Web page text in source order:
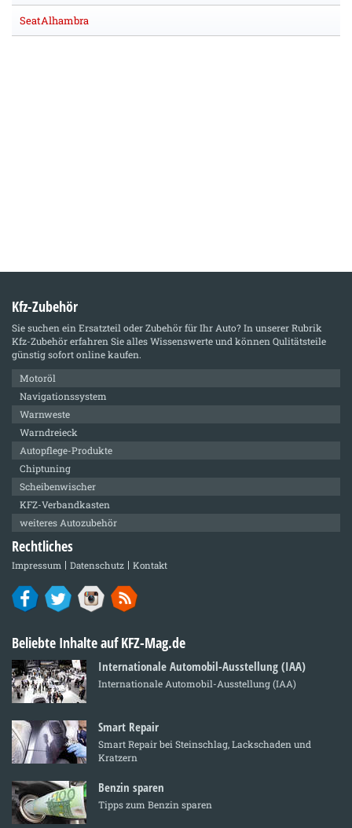
SeatAlhambra
Kfz-Zubehör
Sie suchen ein Ersatzteil oder Zubehör für Ihr Auto? In unserer Rubrik
Kfz-Zubehörerfahren Sie alles Wissenswerte und können Qulitätsteile
günstig sofort online kaufen.
Motoröl
Navigationssystem
Warnweste
Warndreieck
Autopflege-Produkte
Chiptuning
Scheibenwischer
KFZ-Verbandkasten
weiteres Autozubehör
Rechtliches
Impressum Datenschutz Kontakt
Beliebte Inhalte auf KFZ-Mag.de
Internationale Automobil-Ausstellung (IAA)
Internationale Automobil-Ausstellung (IAA)
Smart Repair
Smart Repair bei Steinschlag, Lackschaden und
Kratzern
Benzin sparen
Tipps zum Benzin sparen